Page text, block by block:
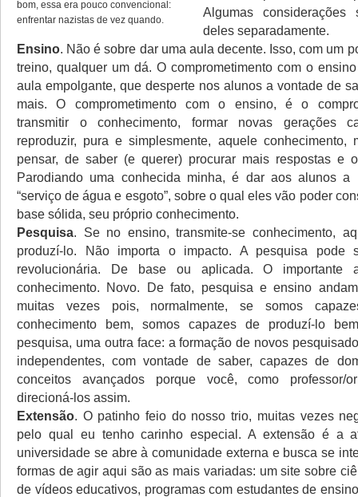
bom, essa era pouco convencional:
enfrentar nazistas de vez quando.
Algumas
deles separadamente.
Ensino. Não é sobre dar uma aula decente. Isso, com um
treino, qualquer um dá. O comprometimento com o
aula empolgante, que desperte nos alunos a vontade de
mais. O comprometimento com o ensino, é o
transmitir o conhecimento, formar novas gerações
reproduzir, pura e simplesmente, aquele conhecimento,
pensar, de saber (e querer) procurar mais respostas e
Parodiando uma conhecida minha, é dar aos alunos a
“serviço de água e esgoto”, sobre o qual eles vão poder
base sólida, seu próprio conhecimento.
Pesquisa. Se no ensino, transmite-se conhecimento,
produzí-lo. Não importa o impacto. A pesquisa pode
revolucionária. De base ou aplicada. O importante
conhecimento. Novo. De fato, pesquisa e ensino
muitas vezes pois, normalmente, se somos
conhecimento bem, somos capazes de produzí-lo
pesquisa, uma outra face: a formação de novos
independentes, com vontade de saber, capazes de
conceitos avançados porque você, como professor/
direcioná-los assim.
Extensão. O patinho feio do nosso trio, muitas vezes
pelo qual eu tenho carinho especial. A extensão é a
universidade se abre à comunidade externa e busca se
formas de agir aqui são as mais variadas: um site sobre
de vídeos educativos, programas com estudantes de